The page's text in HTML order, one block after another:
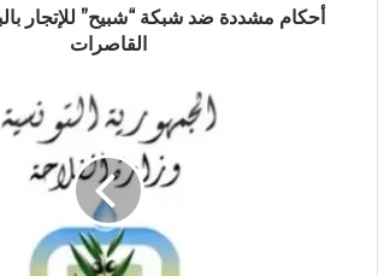
أحكام مشددة ضد شبكة “شبيح” للإتجار
القاصرات